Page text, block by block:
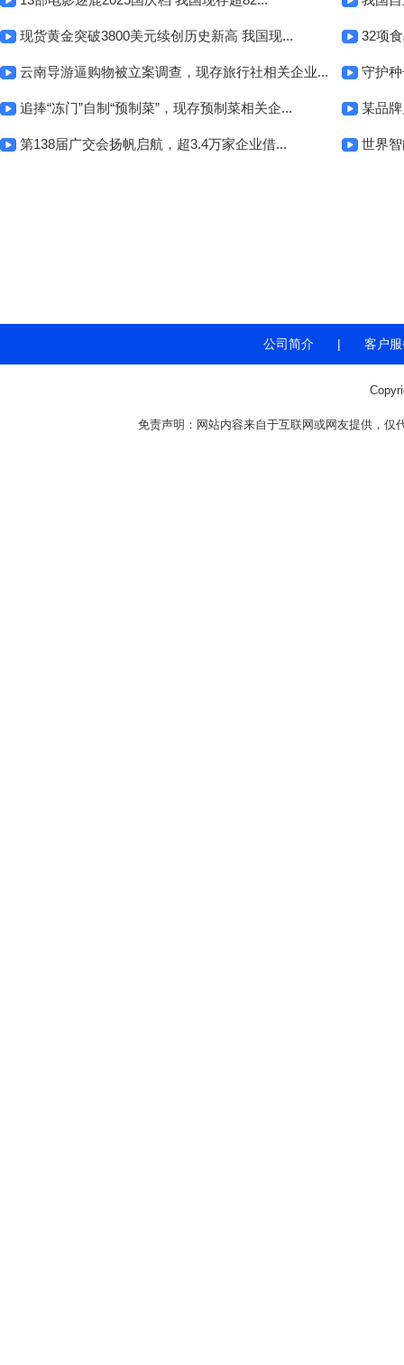
现货黄金突破3800美元续创历史新高 我国现... 32项
云南导游逼购物被立案调查，现存旅行社相关企业... 守护
追捧“冻门”自制“预制菜”，现存预制菜相关企... 某品
第138届广交会扬帆启航，超3.4万家企业借... 世界
公司简介 | 客户
免责声明：网站内容来自于互联网或网友提供，